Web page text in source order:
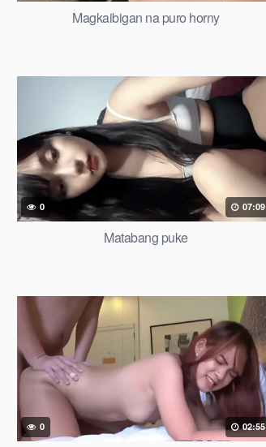
Magkaibigan na puro horny
0 07:09
Matabang puke
0 02:55